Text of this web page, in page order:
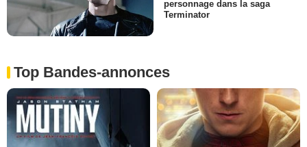
personnage dans la saga
Terminator
Top Bandes-annonces